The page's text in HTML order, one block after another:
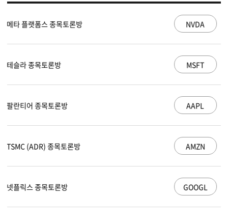
NVDA 엔비디아 종목토론방
MSFT 마이크로소프트 종목토론방
AAPL 애플 종목토론방
AMZN 아마존 닷컴 종목토론방
GOOGL 알파벳 A 종목토론방